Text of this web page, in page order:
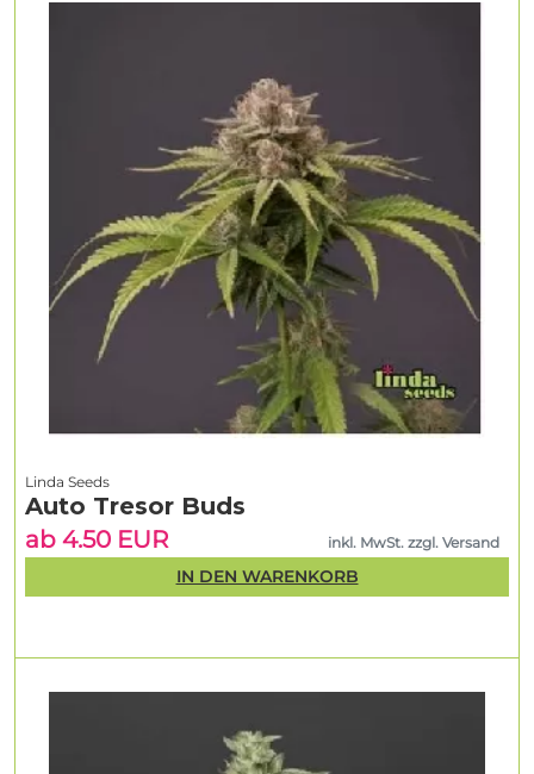
Linda Seeds
Auto Tresor Buds
ab 4.50 EUR
inkl. MwSt. zzgl. Versand
IN DEN WARENKORB